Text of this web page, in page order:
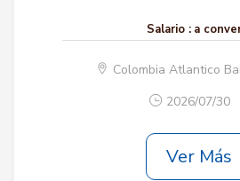
Salario : a
Colombia Atlantico
2026/07/30
Ver Más